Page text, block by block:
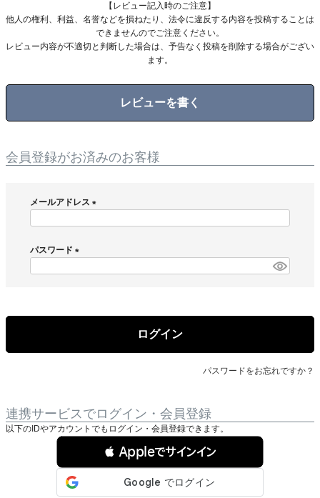
【レビュー記入時のご注意】
他人の権利、利益、名誉などを損ねたり、法令に違反する内容を投稿することは
できませんのでご注意ください。
レビュー内容が不適切と判断した場合は、予告なく投稿を削除する場合がござい
ます。
レビューを書く
会員登録がお済みのお客様
メールアドレス
)
パスワード
ログイン
パスワードをお忘れですか？
連携サービスでログイン・会員登録
以下のIDやアカウントでもログイン・会員登録できます。
 Appleでサインイン